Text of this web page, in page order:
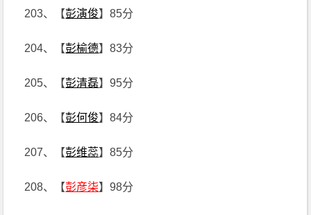
203、【彭演俊】85分
204、【彭榆德】83分
205、【彭清磊】95分
206、【彭何俊】84分
207、【彭维蕊】85分
208、【彭彦柒】98分